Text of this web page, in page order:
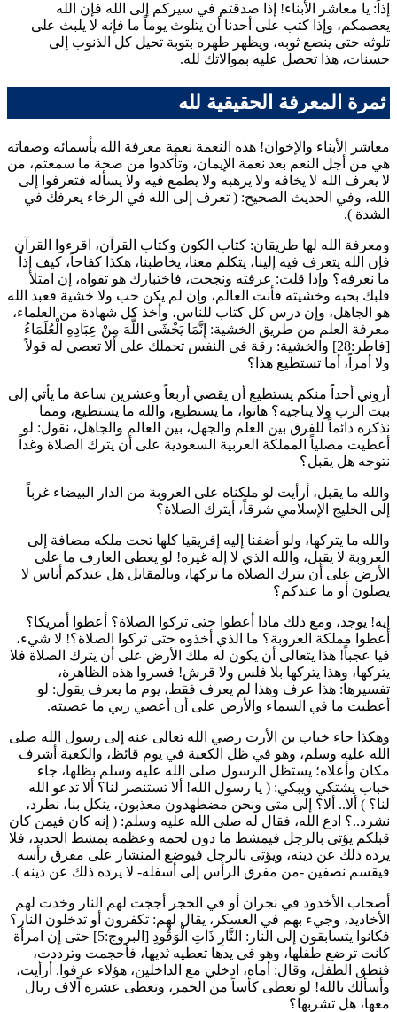
إذاً: يا معاشر الأبناء! إذا صدقتم في سيركم إلى الله فإن الله
يعصمكم، وإذا كتب على أحدنا أن يتلوث يوماً ما فإنه لا يلبث على
تلوثه حتى ينصع ثوبه، ويظهر طهره بتوبة تحيل كل الذنوب إلى
حسنات، هذا تحصل عليه بموالاتك لله.
ثمرة المعرفة الحقيقية لله
معاشر الأبناء والإخوان! هذه النعمة نعمة معرفة الله بأسمائه وصفاته
هي من أجل النعم بعد نعمة الإيمان، وتأكدوا من صحة ما سمعتم، من
لا يعرف الله لا يخافه ولا يرهبه ولا يطمع فيه ولا يسأله فتعرفوا إلى
الله، وفي الحديث الصحيح: ( تعرف إلى الله في الرخاء يعرفك في
الشدة ).
ومعرفة الله لها طريقان: كتاب الكون وكتاب القرآن، اقرءوا القرآن
فإن الله يتعرف فيه إلينا، يتكلم معنا، يخاطبنا، هكذا كفاحاً، كيف إذاً
ما نعرفه؟ وإذا قلت: عرفته ونجحت، فاختبارك هو تقواه، إن امتلأ
قلبك بحبه وخشيته فأنت العالم، وإن لم يكن حب ولا خشية فعبد الله
هو الجاهل، وإن درس كل كتاب للناس، وأخذ كل شهادة من العلماء،
معرفة العلم من طريق الخشية: إِنَّمَا يَخْشَى اللَّهَ مِنْ عِبَادِهِ الْعُلَمَاءُ
[فاطر:28] والخشية: رقة في النفس تحملك على ألا تعصي له قولاً
ولا أمراً، أما تستطيع هذا؟
أروني أحداً منكم يستطيع أن يقضي أربعاً وعشرين ساعة ما يأتي إلى
بيت الرب ولا يناجيه؟ هاتوا، ما يستطيع، والله ما يستطيع، ومما
نذكره دائماً للفرق بين العلم والجهل، بين العالم والجاهل، نقول: لو
أعطيت مصلياً المملكة العربية السعودية على أن يترك الصلاة وغداً
نتوجه هل يقبل؟
والله ما يقبل، أرأيت لو ملكناه على العروبة من الدار البيضاء غرباً
إلى الخليج الإسلامي شرقاً، أيترك الصلاة؟
والله ما يتركها، ولو أضفنا إليه إفريقيا كلها تحت ملكه مضافة إلى
العروبة لا يقبل، والله الذي لا إله غيره! لو يعطى العارف ما على
الأرض على أن يترك الصلاة ما تركها، وبالمقابل هل عندكم أناس لا
يصلون أو ما عندكم؟
إيه! يوجد، ومع ذلك ماذا أعطوا حتى تركوا الصلاة؟ أعطوا أمريكا؟
أعطوا مملكة العروبة؟ ما الذي أخذوه حتى تركوا الصلاة؟! لا شيء،
فيا عجباً! هذا يتعالى أن يكون له ملك الأرض على أن يترك الصلاة فلا
يتركها، وهذا يتركها بلا فلس ولا قرش! فسروا هذه الظاهرة،
تفسيرها: هذا عرف وهذا لم يعرف فقط، يوم ما يعرف يقول: لو
أعطيت ما في السماء والأرض على أن أعصي ربي ما عصيته.
وهكذا جاء خباب بن الأرت رضي الله تعالى عنه إلى رسول الله صلى
الله عليه وسلم، وهو في ظل الكعبة في يوم قائظ، والكعبة أشرف
مكان وأعلاه؛ يستظل الرسول صلى الله عليه وسلم بظلها، جاء
خباب يشتكي ويبكي: ( يا رسول الله! ألا تستنصر لنا؟ ألا تدعو الله
لنا؟ ) ألا.. ألا؟ إلى متى ونحن مضطهدون معذبون، ينكل بنا، نطرد،
نشرد..؟ ادع الله، فقال له صلى الله عليه وسلم: ( إنه كان فيمن كان
قبلكم يؤتى بالرجل فيمشط ما دون لحمه وعظمه بمشط الحديد، فلا
يرده ذلك عن دينه، ويؤتى بالرجل فيوضع المنشار على مفرق رأسه
فيقسم نصفين -من مفرق الرأس إلى أسفله- لا يرده ذلك عن دينه ).
أصحاب الأخدود في نجران أو في الحجر أججت لهم النار وخدت لهم
الأخاديد، وجيء بهم في العسكر، يقال لهم: تكفرون أو تدخلون النار؟
فكانوا يتسابقون إلى النار: النَّارِ ذَاتِ الْوَقُودِ
[البروج:5] حتى إن امرأة
كانت ترضع طفلها، وهو في يدها تعطيه ثديها، فأحجمت وترددت،
فنطق الطفل، وقال: أماه، ادخلي مع الداخلين، هؤلاء عرفوا. أرأيت،
وأسألك بالله! لو تعطى كأساً من الخمر، وتعطى عشرة آلاف ريال
معها، هل تشربها؟